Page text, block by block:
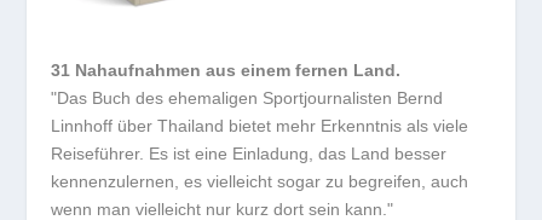
31 Nahaufnahmen aus einem fernen Land.
"Das Buch des ehemaligen Sportjournalisten Bernd
Linnhoff über Thailand bietet mehr Erkenntnis als viele
Reiseführer. Es ist eine Einladung, das Land besser
kennenzulernen, es vielleicht sogar zu begreifen, auch
wenn man vielleicht nur kurz dort sein kann."